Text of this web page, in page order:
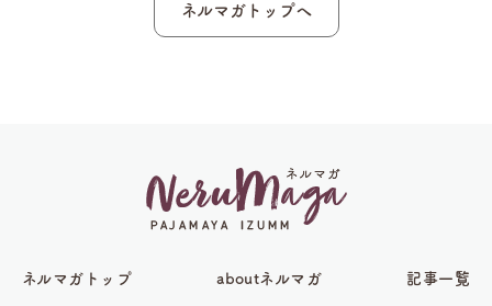
ネルマガトップへ
ネルマガトップ aboutネルマガ 記事一覧